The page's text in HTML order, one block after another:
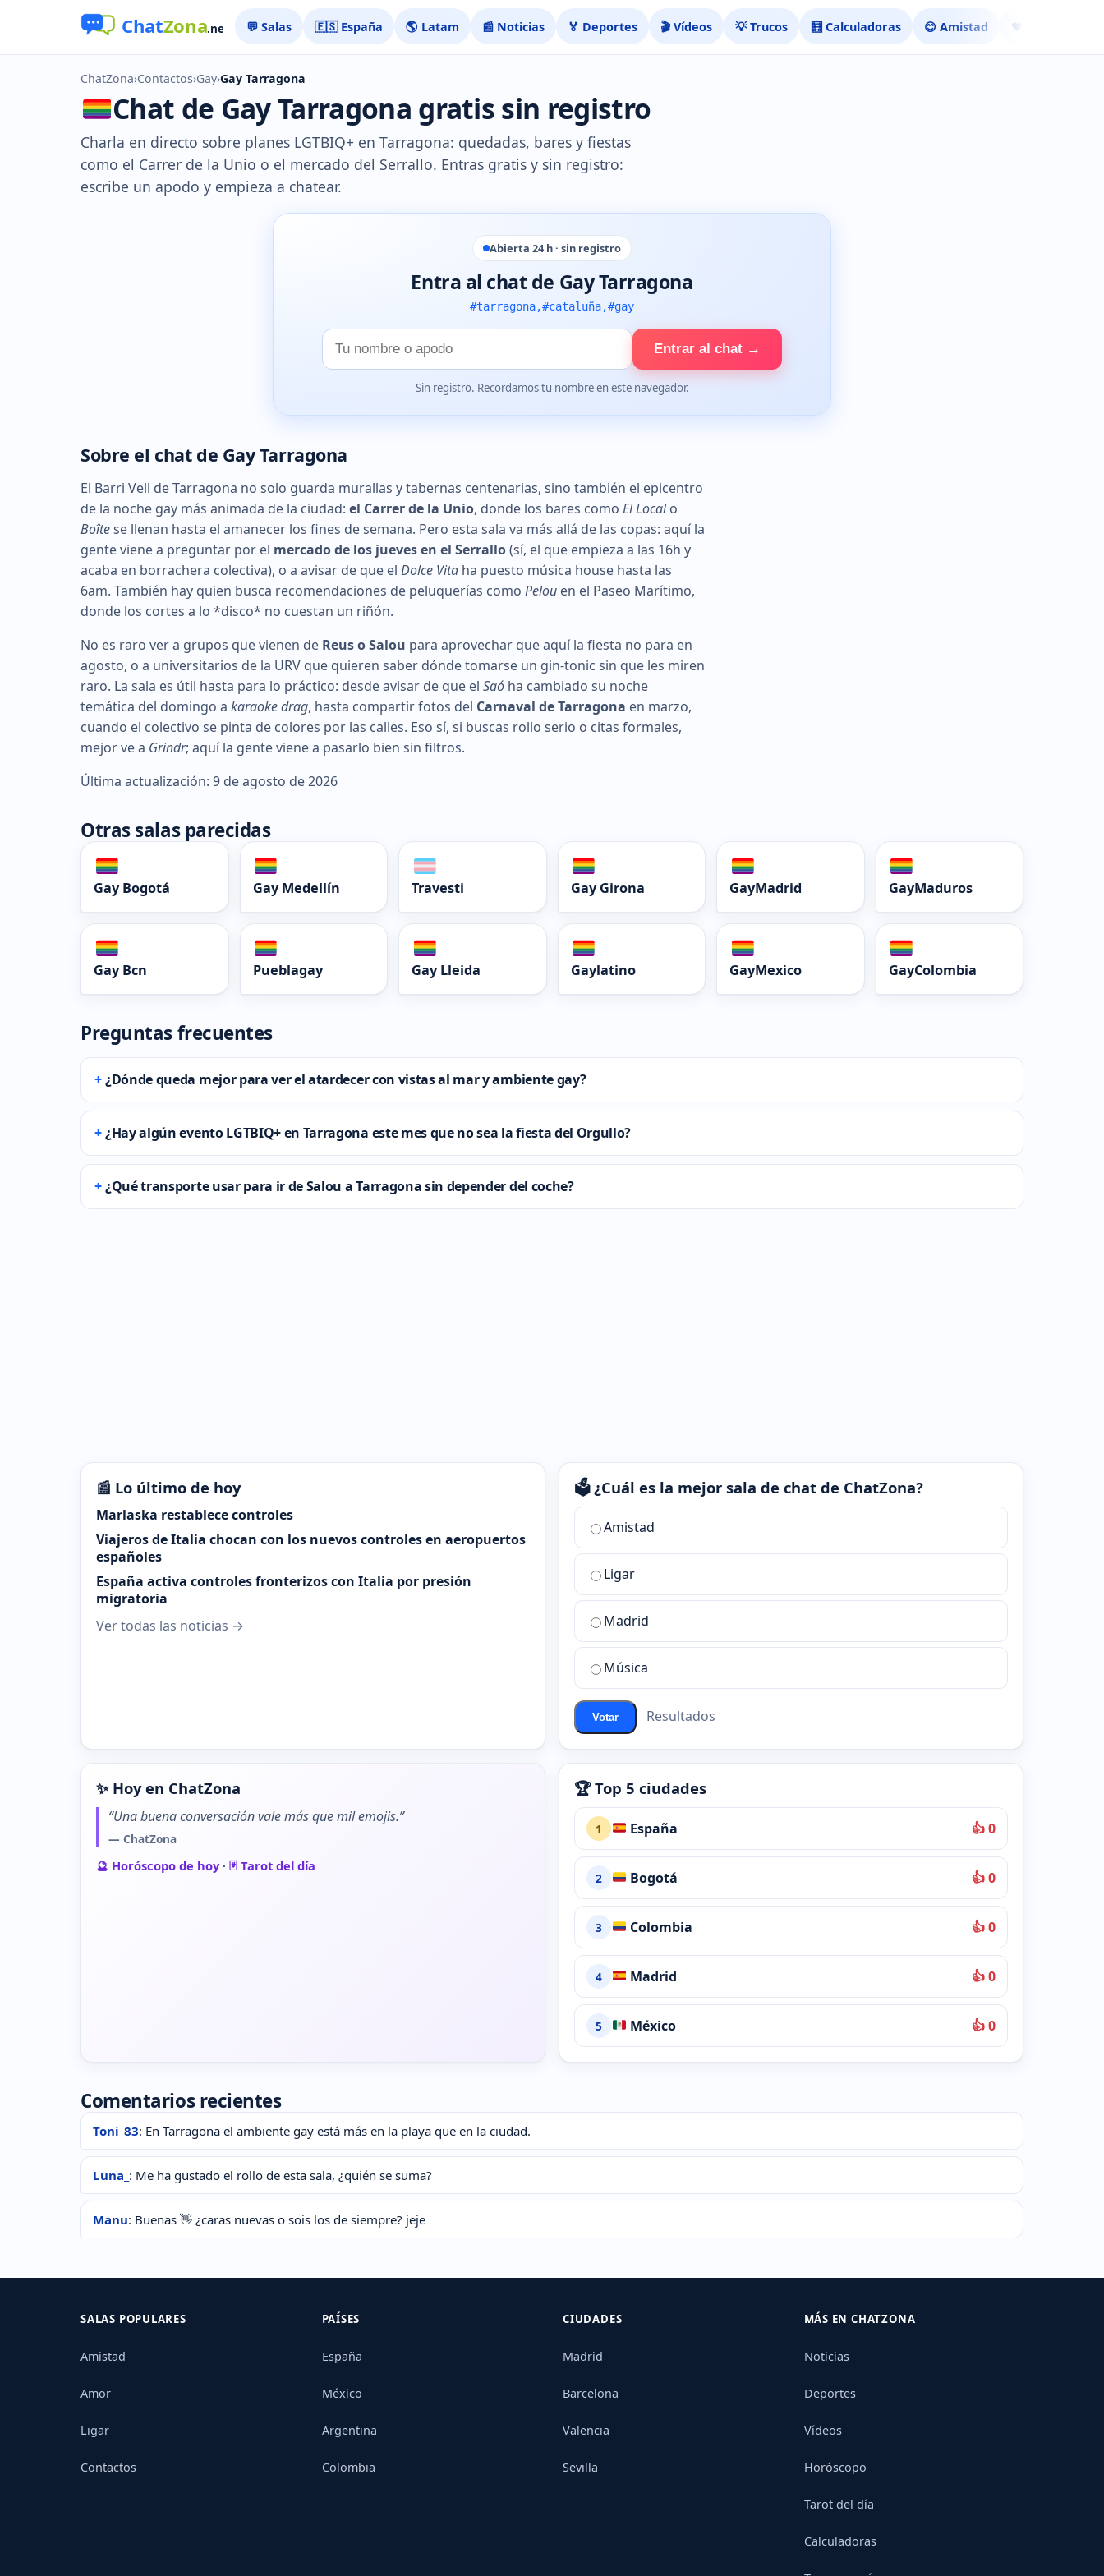
💬 Salas 🇪🇸 España 🌎 Latam 📰 Noticias 🏅 Deportes 🎬 Vídeos 💡 Trucos 🧮 Calculadoras 😊 Amistad ❤️ Ligar
ChatZona›Contactos›Gay›Gay Tarragona
Chat de Gay Tarragona gratis sin registro
Charla en directo sobre planes LGTBIQ+ en Tarragona: quedadas, bares y fiestas
como el Carrer de la Unio o el mercado del Serrallo. Entras gratis y sin registro:
escribe un apodo y empieza a chatear.
Abierta 24 h · sin registro
Entra al chat de Gay Tarragona
#tarragona,#cataluña,#gay
Tu
nombre
Entrar al chat →
Sin registro. Recordamos tu nombre en este navegador.
Sobre el chat de Gay Tarragona
El Barri Vell de Tarragona no solo guarda murallas y tabernas centenarias, sino también el epicentro
de la noche gay más animada de la ciudad: el Carrer de la Unio, donde los bares como El Localo
Boîtese llenan hasta el amanecer los fines de semana. Pero esta sala va más allá de las copas: aquí la
gente viene a preguntar por el mercado de los jueves en el Serrallo(sí, el que empieza a las 16h y
acaba en borrachera colectiva), o a avisar de que el Dolce Vita ha puesto música house hasta las
6am. También hay quien busca recomendaciones de peluquerías como Pelou en el Paseo Marítimo,
donde los cortes a lo *disco* no cuestan un riñón.
No es raro ver a grupos que vienen de Reus o Salou para aprovechar que aquí la fiesta no para en
agosto, o a universitarios de la URV que quieren saber dónde tomarse un gin-tonic sin que les miren
raro. La sala es útil hasta para lo práctico: desde avisar de que el Saó ha cambiado su noche
temática del domingo a karaoke drag, hasta compartir fotos del Carnaval de Tarragona en marzo,
cuando el colectivo se pinta de colores por las calles. Eso sí, si buscas rollo serio o citas formales,
mejor ve a Grindr; aquí la gente viene a pasarlo bien sin filtros.
Última actualización: 9 de agosto de 2026
Otras salas parecidas
Gay Bogotá Gay Medellín Travesti Gay Girona GayMadrid GayMaduros
Gay Bcn Pueblagay Gay Lleida Gaylatino GayMexico GayColombia
Preguntas frecuentes
¿Dónde queda mejor para ver el atardecer con vistas al mar y ambiente gay?
¿Hay algún evento LGTBIQ+ en Tarragona este mes que no sea la fiesta del Orgullo?
¿Qué transporte usar para ir de Salou a Tarragona sin depender del coche?
📰 Lo último de hoy
Marlaska restablece controles
Viajeros de Italia chocan con los nuevos controles en aeropuertos
españoles
España activa controles fronterizos con Italia por presión
migratoria
Ver todas las noticias →
🗳️ ¿Cuál es la mejor sala de chat de ChatZona?
¿Cuál
la
mejor
sala
chat
ChatZona?
Amistad
Ligar
Madrid
Música
Votar Resultados
✨ Hoy en ChatZona
“Una buena conversación vale más que mil emojis.”
— ChatZona
🔮 Horóscopo de hoy· 🃏 Tarot del día
🏆 Top 5 ciudades
1 España 👍 0
2 Bogotá 👍 0
3 Colombia 👍 0
4 Madrid 👍 0
5 México 👍 0
Comentarios recientes
Toni_83: En Tarragona el ambiente gay está más en la playa que en la ciudad.
Luna_ : Me ha gustado el rollo de esta sala, ¿quién se suma?
Manu: Buenas 👋 ¿caras nuevas o sois los de siempre? jeje
SALAS POPULARES
Amistad
Amor
Ligar
Contactos
PAÍSES
España
México
Argentina
Colombia
CIUDADES
Madrid
Barcelona
Valencia
Sevilla
MÁS EN CHATZONA
Noticias
Deportes
Vídeos
Horóscopo
Tarot del día
Calculadoras